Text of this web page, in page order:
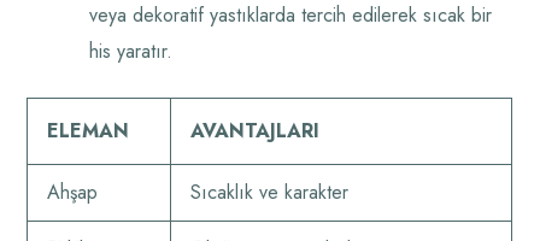
veya dekoratif yastıklarda tercih edilerek sıcak bir
his yaratır.
ELEMAN AVANTAJLARI
Ahşap Sıcaklık ve karakter